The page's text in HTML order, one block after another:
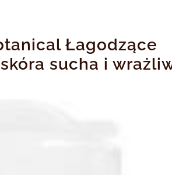
Łagodzące
sucha i